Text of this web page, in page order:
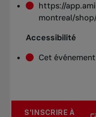
https://
montreal/
Accessibilité
Cet
S'INSCRIRE À